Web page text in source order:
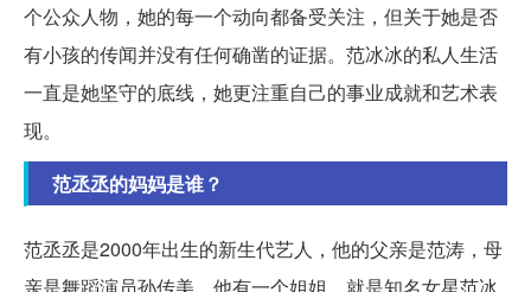
个公众人物，她的每一个动向都备受关注，但关于她是否
有小孩的传闻并没有任何确凿的证据。范冰冰的私人生活
一直是她坚守的底线，她更注重自己的事业成就和艺术表
现。
范丞丞的妈妈是谁？
范丞丞是2000年出生的新生代艺人，他的父亲是范涛，母
亲是舞蹈演员孙传美。他有一个姐姐，就是知名女星范冰